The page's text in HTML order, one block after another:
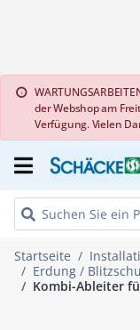
info
der Webshop am
Verfügung. Vielen
Startseite
Erdung /
Kombi-Ableiter